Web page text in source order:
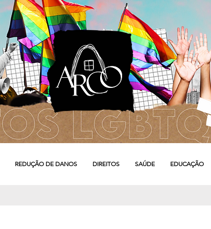
REDUÇÃO DE DANOS DIREITOS SAÚDE EDUCAÇÃO